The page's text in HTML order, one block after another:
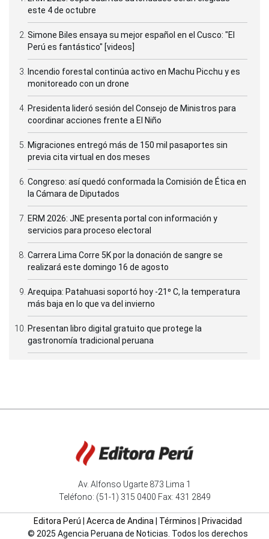
este 4 de octubre
Simone Biles ensaya su mejor español en el Cusco: "El
Perú es fantástico" [videos]
Incendio forestal continúa activo en Machu Picchu y es
monitoreado con un drone
Presidenta lideró sesión del Consejo de Ministros para
coordinar acciones frente a El Niño
Migraciones entregó más de 150 mil pasaportes sin
previa cita virtual en dos meses
Congreso: así quedó conformada la Comisión de Ética en
la Cámara de Diputados
ERM 2026: JNE presenta portal con información y
servicios para proceso electoral
Carrera Lima Corre 5K por la donación de sangre se
realizará este domingo 16 de agosto
Arequipa: Patahuasi soportó hoy -21⁰ C, la temperatura
más baja en lo que va del invierno
Presentan libro digital gratuito que protege la
gastronomía tradicional peruana
Av. Alfonso Ugarte 873 Lima 1
Teléfono: (51-1) 315 0400 Fax: 431 2849
Editora Perú Acerca de Andina Términos
Privacidad
© 2025 Agencia Peruana de Noticias. Todos los derechos